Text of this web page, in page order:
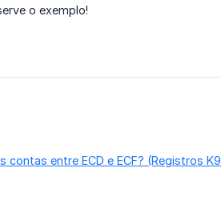
o exemplo!
entre ECD e ECF? (Registros